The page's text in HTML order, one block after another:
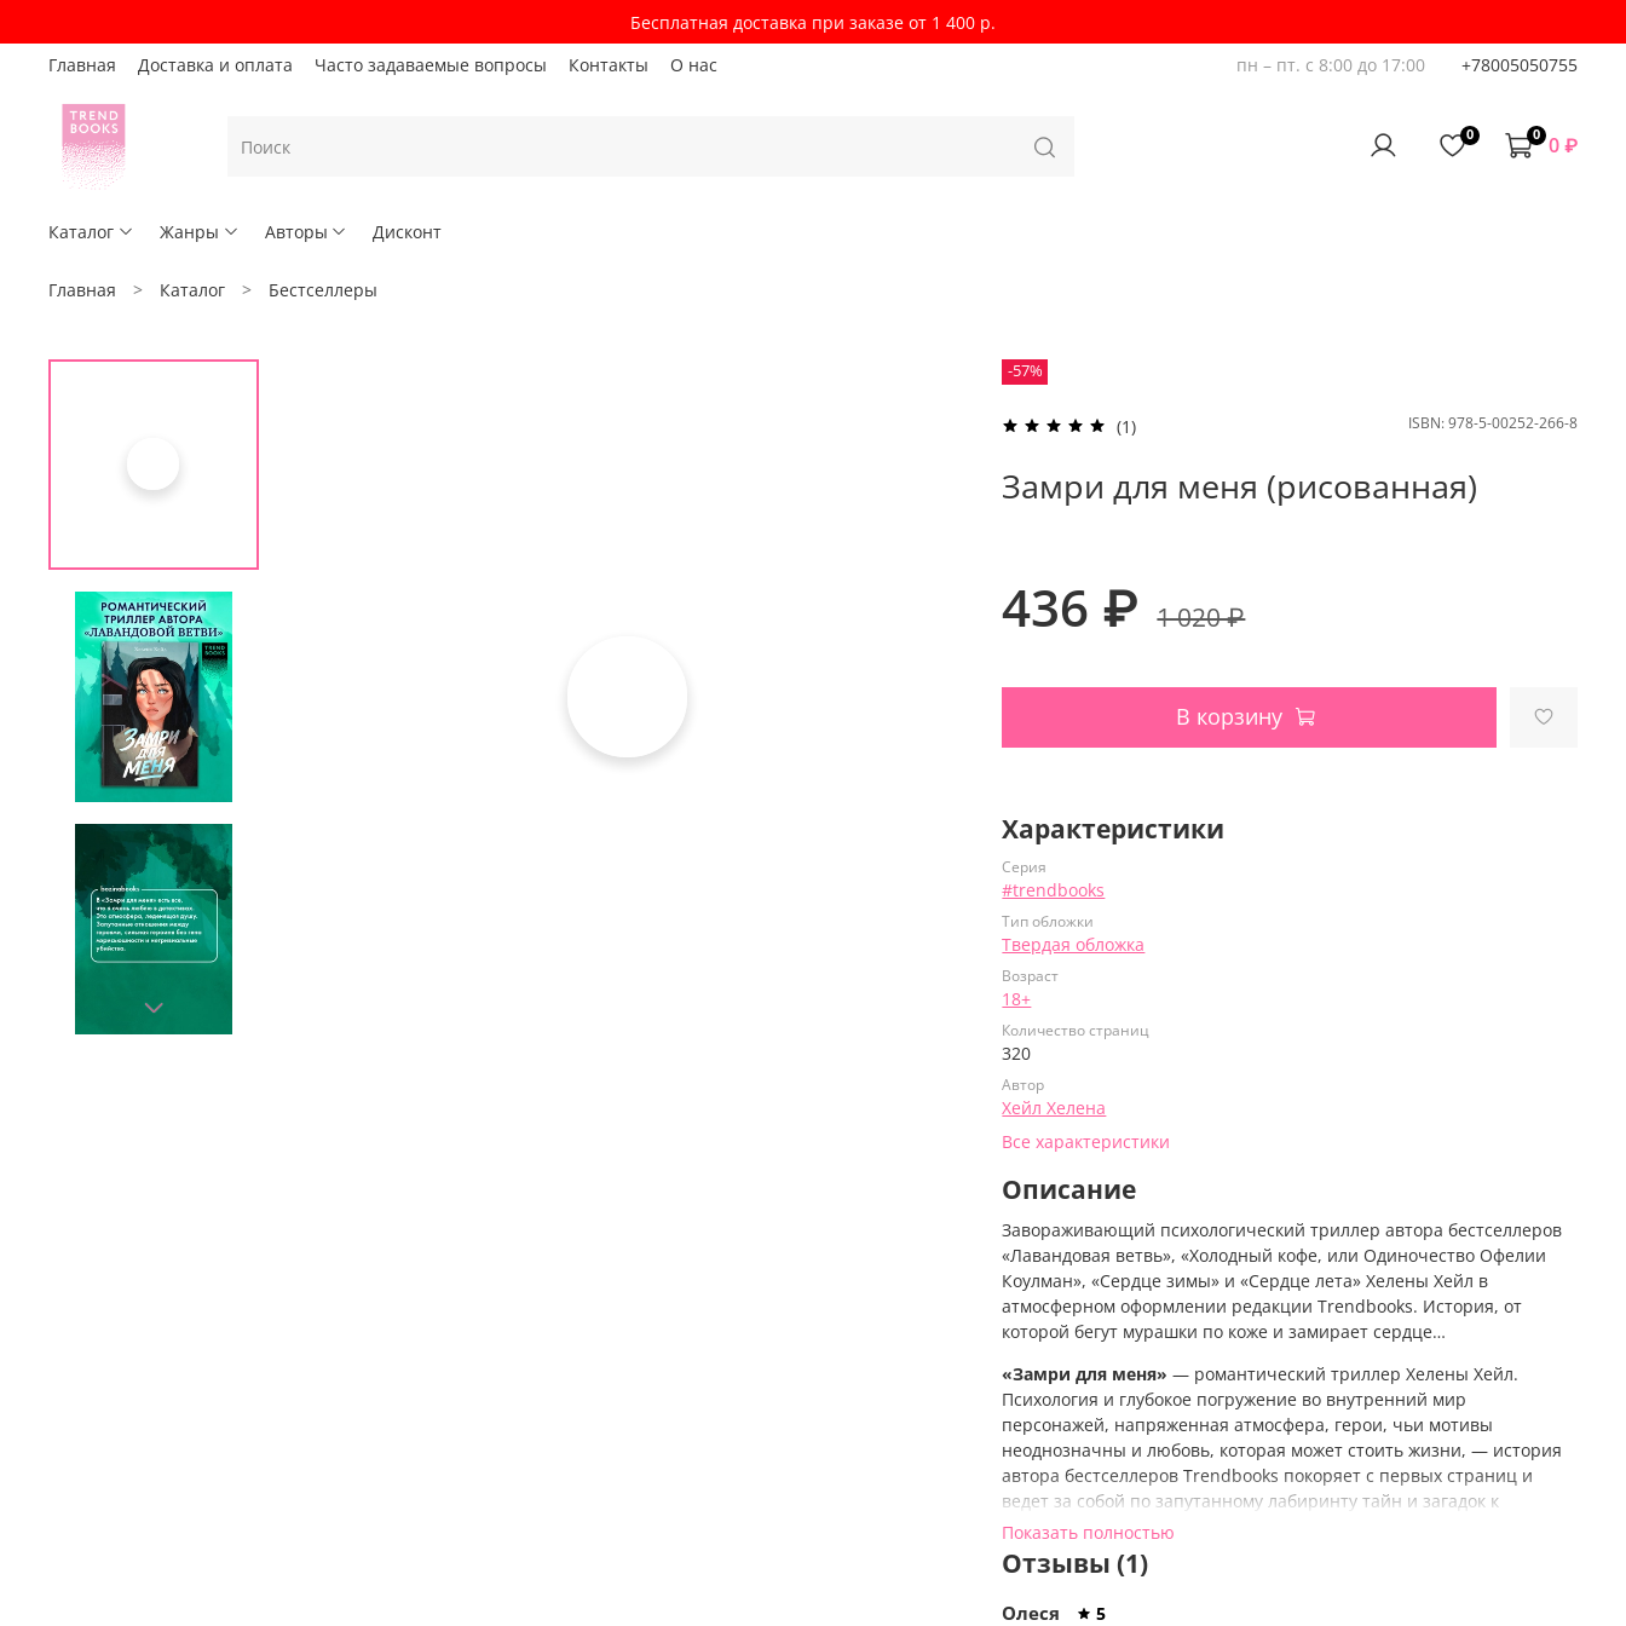
Бесплатная доставка при заказе от 1 400 р.
Главная
Доставка и оплата Часто задаваемые вопросы Контакты О нас пн – пт. с 8:00 до 17:00 +78005050755
0 0 0 ₽
Каталог Жанры Авторы Дисконт
Главная Каталог Бестселлеры
-57%
(1) ISBN:978-5-00252-266-8
Замри для меня (рисованная)
436 ₽ 1 020 ₽
В корзину
Характеристики
Серия
#trendbooks
Тип обложки
Твердая обложка
Возраст
18+
Количество страниц
320
Автор
Хейл Хелена
Все характеристики
Описание
Завораживающий психологический триллер автора бестселлеров
«Лавандовая ветвь», «Холодный кофе, или Одиночество Офелии
Коулман», «Сердце зимы» и «Сердце лета» Хелены Хейл в
атмосферном оформлении редакции Trendbooks. История, от
которой бегут мурашки по коже и замирает сердце…
«Замри для меня»— романтический триллер Хелены Хейл.
Психология и глубокое погружение во внутренний мир
персонажей, напряженная атмосфера, герои, чьи мотивы
неоднозначны и любовь, которая может стоить жизни, — история
автора бестселлеров Trendbooks покоряет с первых страниц и
ведет за собой по запутанному лабиринту тайн и загадок к
непредсказуемому финалу.
Любовь бывает смертельно опасной…
В маленьком городке Джуно, в припаркованной около
Показать полностью
Отзывы (1)
Олеся
5